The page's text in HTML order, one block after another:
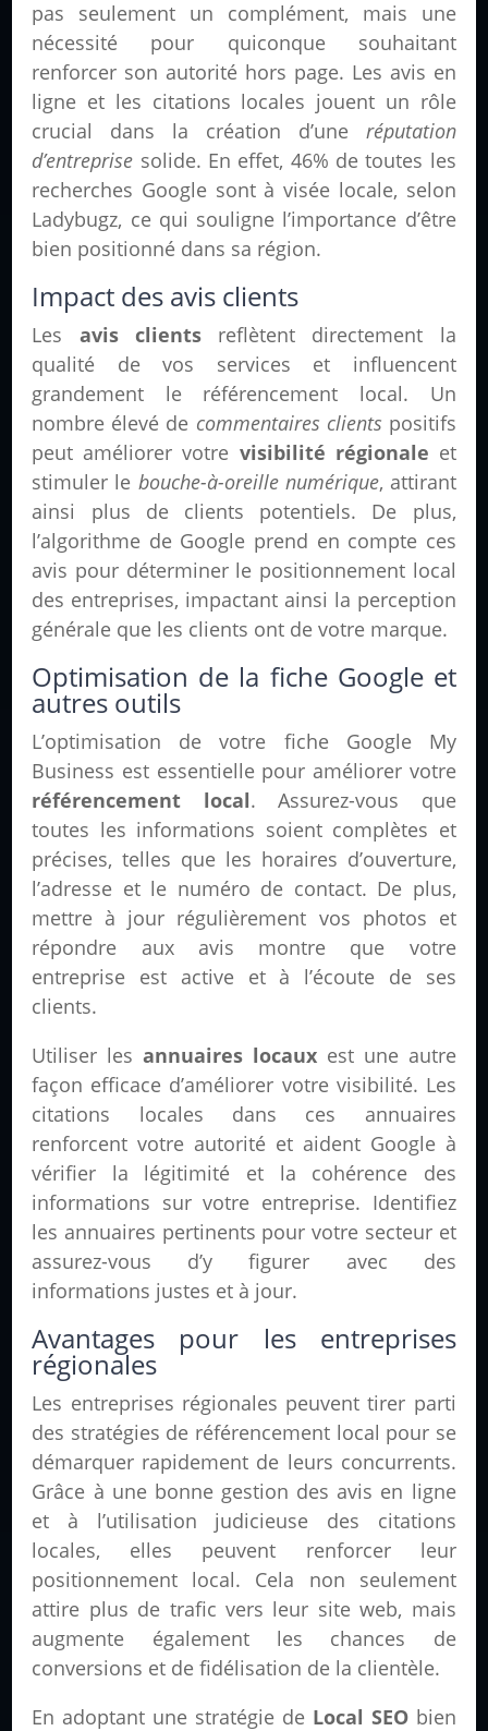
pas seulement un complément, mais une
nécessité pour quiconque souhaitant
renforcer son autorité hors page. Les avis en
ligne et les citations locales jouent un rôle
crucial dans la création d’une réputation
d’entreprise solide. En effet, 46% de toutes les
recherches Google sont à visée locale, selon
Ladybugz, ce qui souligne l’importance d’être
bien positionné dans sa région.
Impact des avis clients
Les avis clientsreflètent directement la
qualité de vos services et influencent
grandement le référencement local. Un
nombre élevé de commentaires clients positifs
peut améliorer votre visibilité régionale et
stimuler le bouche-à-oreille numérique, attirant
ainsi plus de clients potentiels. De plus,
l’algorithme de Google prend en compte ces
avis pour déterminer le positionnement local
des entreprises, impactant ainsi la perception
générale que les clients ont de votre marque.
Optimisation de la fiche Google et
autres outils
L’optimisation de votre fiche Google My
Business est essentielle pour améliorer votre
référencement local. Assurez-vous que
toutes les informations soient complètes et
précises, telles que les horaires d’ouverture,
l’adresse et le numéro de contact. De plus,
mettre à jour régulièrement vos photos et
répondre aux avis montre que votre
entreprise est active et à l’écoute de ses
clients.
Utiliser lesannuaires locaux est une autre
façon efficace d’améliorer votre visibilité. Les
citations locales dans ces annuaires
renforcent votre autorité et aident Google à
vérifier la légitimité et la cohérence des
informations sur votre entreprise. Identifiez
les annuaires pertinents pour votre secteur et
assurez-vous d’y figurer avec des
informations justes et à jour.
Avantages pour les entreprises
régionales
Les entreprises régionales peuvent tirer parti
des stratégies de référencement local pour se
démarquer rapidement de leurs concurrents.
Grâce à une bonne gestion des avis en ligne
et à l’utilisation judicieuse des citations
locales, elles peuvent renforcer leur
positionnement local. Cela non seulement
attire plus de trafic vers leur site web, mais
augmente également les chances de
conversions et de fidélisation de la clientèle.
En adoptant une stratégie de Local SEObien